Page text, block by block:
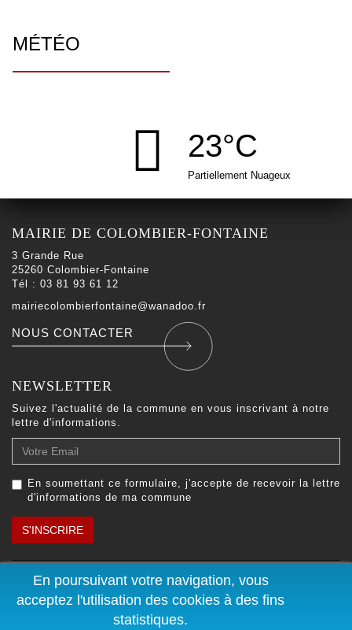
En poursuivant votre navigation, vous
acceptez l'utilisation des cookies à des fins
statistiques.
MÉTÉO
23°C
Partiellement Nuageux
MAIRIE DE COLOMBIER-FONTAINE
3 Grande Rue
25260 Colombier-Fontaine
Tél : 03 81 93 61 12
mairiecolombierfontaine@wanadoo.fr
NOUS CONTACTER
NEWSLETTER
Suivez l'actualité de la commune en vous inscrivant à notre
lettre d'informations.
Email
En soumettant ce formulaire, j'accepte de recevoir la lettre
d'informations de ma commune
S'INSCRIRE
© 2005-2026 Commune de
Colombier Fontaine. Tous
droits réservés.
Plan du site
légales| Propulsé par